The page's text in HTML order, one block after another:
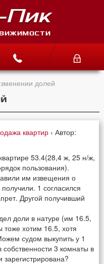
долей
квартир › Автор:
53.4(28,4 ж, 25 н/ж,
пользования).
им извещения о
1 согласился
Другой получивший
доли в натуре (им 16.5,
хотим 16.5, хотя
судом выкупить у 1
собственности 3 комнаты в
зарегистрирована?